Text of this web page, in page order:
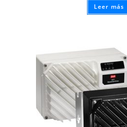
Leer más